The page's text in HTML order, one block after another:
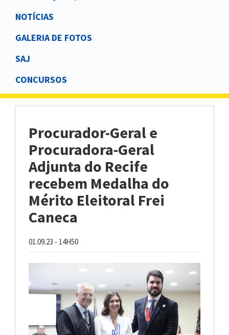
NOTÍCIAS
GALERIA DE FOTOS
SAJ
CONCURSOS
Procurador-Geral e
Procuradora-Geral
Adjunta do Recife
recebem Medalha do
Mérito Eleitoral Frei
Caneca
01.09.23 - 14H50